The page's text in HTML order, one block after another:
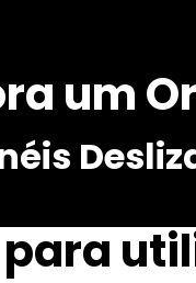
um
para